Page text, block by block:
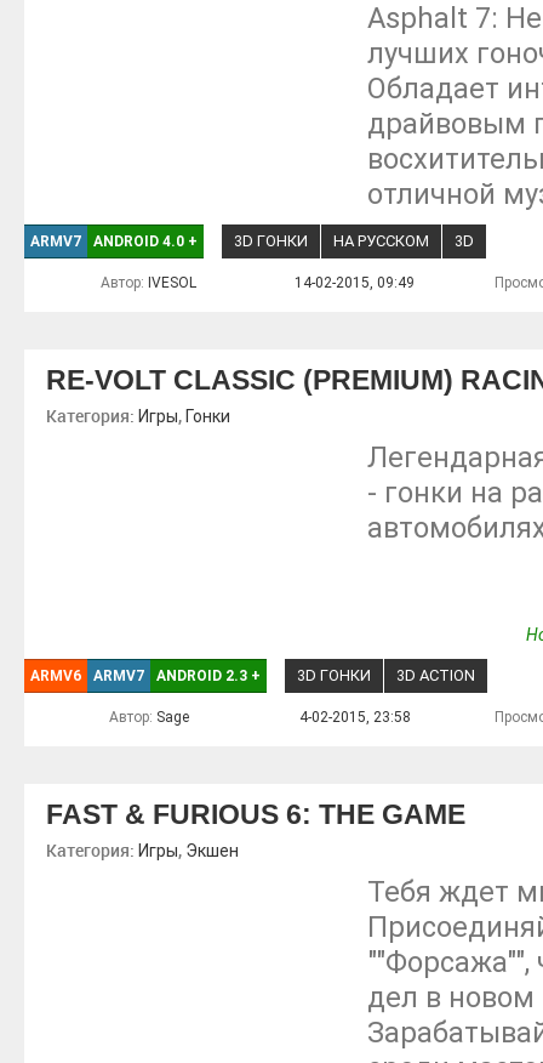
Asphalt 7:
лучших
Обладает
драйвовым
отличной
ARMV7 ANDROID 4.0 + 3D ГОНКИ НА РУССКОМ 3D
Автор: IVESOL 14-02-2015, 09:49
RE-VOLT CLASSIC (PREMIUM)
Категория: Игры, Гонки
- гонки на
ARMV6 ARMV7 ANDROID 2.3 + 3D ГОНКИ 3D ACTION
Автор: Sage 4-02-2015, 23:58
FAST & FURIOUS 6: THE GAME
Категория: Игры, Экшен
Тебя ждет
""Форсажа"",
дел в